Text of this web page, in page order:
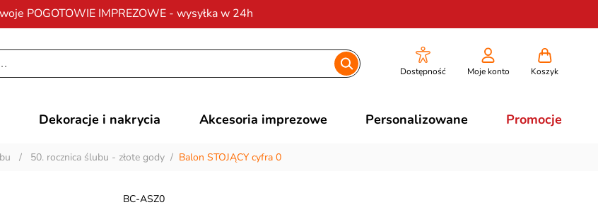
POGOTOWIE IMPREZOWE - wysyłka w 24h
Darmowa dostawana zamówienia od 200 zł
Dostępność Moje konto Koszyk
Dekoracje i nakrycia Akcesoria imprezowe Personalizowane Promocje
/ 50. rocznica ślubu - złote gody / Balon STOJĄCY cyfra 0
BC-ASZ0